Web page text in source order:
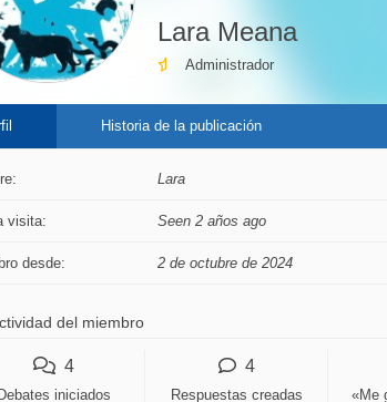
Lara Meana
Administrador
Historia de la publicación
Lara
visita: Seen 2 años ago
desde: 2 de octubre de 2024
del miembro
4
Debates iniciados
4
Respuestas creadas «Me